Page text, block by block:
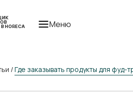
HORECA Меню
/Где заказывать продукты для фуд-